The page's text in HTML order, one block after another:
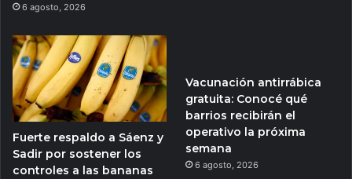
6 agosto, 2026
Fuerte respaldo a Sáenz y
Sadir por sostener los
controles a las bananas
Vacunación antirrábica
gratuita: Conocé qué
barrios recibirán el
operativo la próxima
semana
6 agosto, 2026